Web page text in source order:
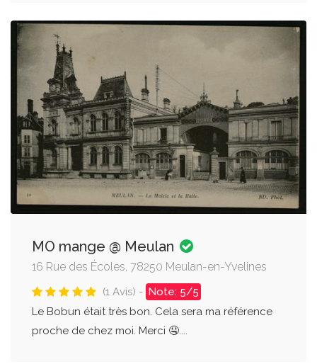
MO mange @ Meulan
16 Rue des Écoles, 78250 Meulan-en-Yvelines
(1 Avis) - Note: 5/5
Le Bobun était très bon. Cela sera ma référence
proche de chez moi. Merci 🤤....